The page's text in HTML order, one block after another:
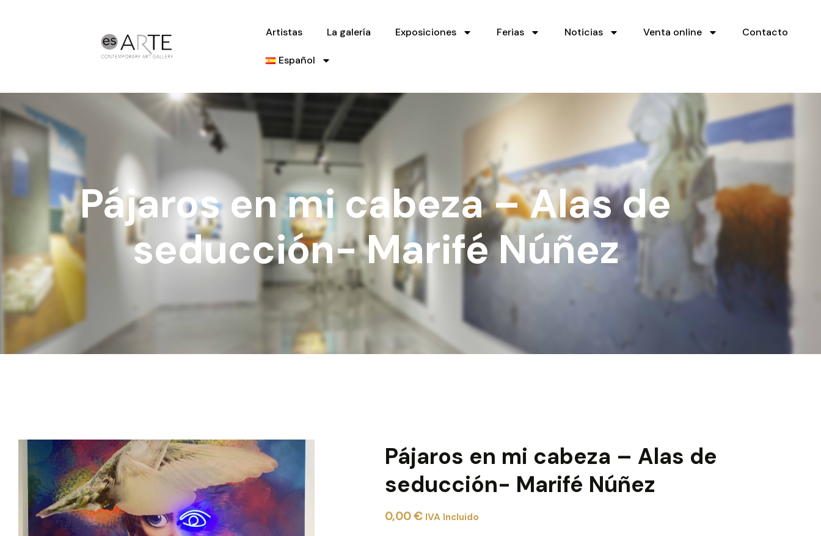
Artistas La galería Exposiciones Ferias Noticias Venta online Contacto
Español
Pájaros en mi cabeza – Alas de
seducción- Marifé Núñez
Pájaros en mi cabeza – Alas de
seducción- Marifé Núñez
0,00€ IVA Incluido